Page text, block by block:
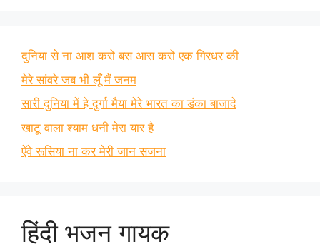
दुनिया से ना आश करो बस आस करो एक गिरधर की
मेरे सांवरे जब भी लूँ मैं जनम
सारी दुनिया में हे दुर्गा मैया मेरे भारत का डंका बाजादे
खाटू वाला श्याम धनी मेरा यार है
ऐंवे रूसिया ना कर मेरी जान सजना
हिंदी भजन गायक